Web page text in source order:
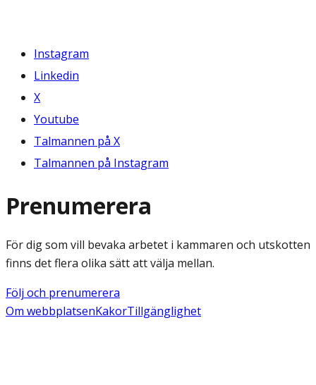
Instagram
Linkedin
X
Youtube
Talmannen på X
Talmannen på Instagram
Prenumerera
För dig som vill bevaka arbetet i kammaren och utskotten
finns det flera olika sätt att välja mellan.
Följ och prenumerera
Om webbplatsenKakorTillgänglighet